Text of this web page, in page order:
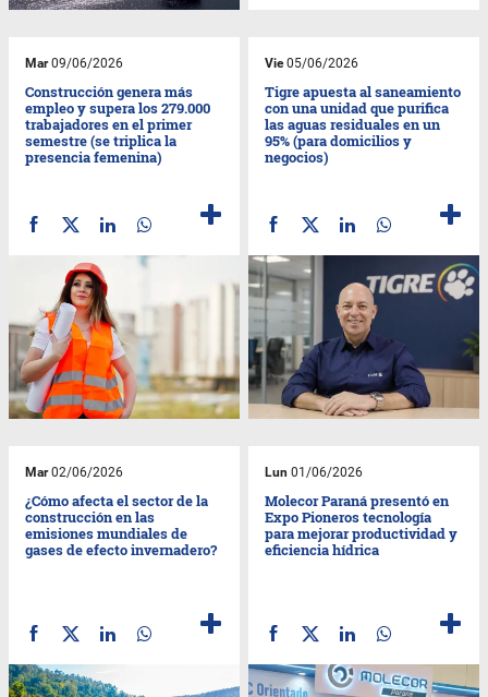
Mar09/06/2026
Construcción genera más
empleo y supera los 279.000
trabajadores en el primer
semestre (se triplica la
presencia femenina)
Vie05/06/2026
Tigre apuesta al saneamiento
con una unidad que purifica
las aguas residuales en un
95% (para domicilios y
negocios)
Mar02/06/2026
¿Cómo afecta el sector de la
construcción en las
emisiones mundiales de
gases de efecto invernadero?
Lun 01/06/2026
Molecor Paraná presentó en
Expo Pioneros tecnología
para mejorar productividad y
eficiencia hídrica